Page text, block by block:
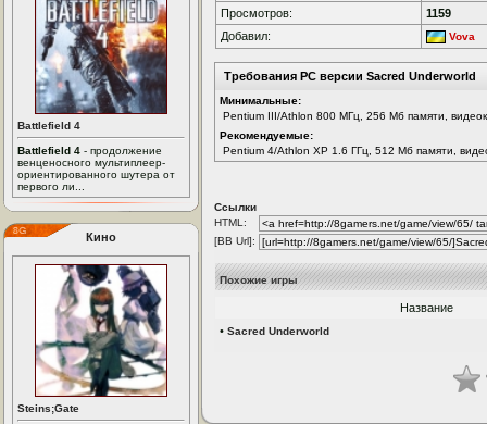
Battlefield 4
Battlefield 4 - продолжение
венценосного мультиплеер-
ориентированного шутера от
первого ли...
Кино
Steins;Gate
Просмотров:
1159
Добавил:
Vova
Требования PC версии Sacred Underworld
Минимальные:
Pentium III/Athlon 800 МГц, 256 Мб памяти,
Рекомендуемые:
Pentium 4/Athlon XP 1.6 ГГц, 512 Мб памяти,
Ссылки
HTML:
[BB Url]:
Похожие игры
Название
• Sacred Underworld